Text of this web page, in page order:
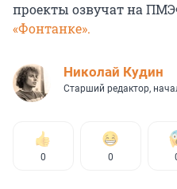
проекты озвучат на
«Фонтанке».
Николай Кудин
Старший редактор,
0 0